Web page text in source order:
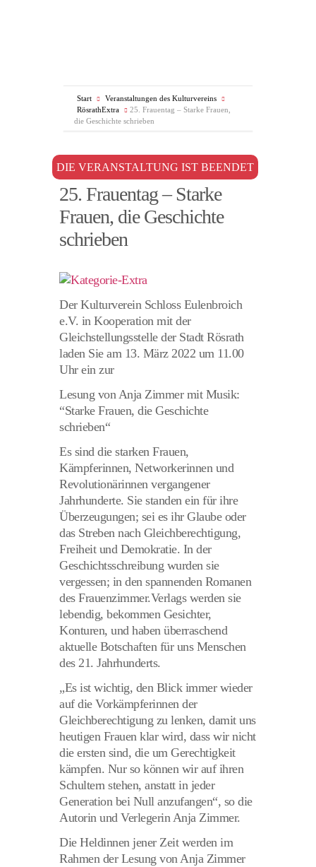
Start
Veranstaltungen des Kulturvereins
RösrathExtra
25. Frauentag – Starke Frauen,
die Geschichte schrieben
DIE VERANSTALTUNG IST BEENDET
25. Frauentag – Starke
Frauen, die Geschichte
schrieben
Der Kulturverein Schloss Eulenbroich
e.V. in Kooperation mit der
Gleichstellungsstelle der Stadt Rösrath
laden Sie am 13. März 2022 um 11.00
Uhr ein zur
Lesung von Anja Zimmer mit Musik:
“Starke Frauen, die Geschichte
schrieben“
Es sind die starken Frauen,
Kämpferinnen, Networkerinnen und
Revolutionärinnen vergangener
Jahrhunderte. Sie standen ein für ihre
Überzeugungen; sei es ihr Glaube oder
das Streben nach Gleichberechtigung,
Freiheit und Demokratie. In der
Geschichtsschreibung wurden sie
vergessen; in den spannenden Romanen
des Frauenzimmer.Verlags werden sie
lebendig, bekommen Gesichter,
Konturen, und haben überraschend
aktuelle Botschaften für uns Menschen
des 21. Jahrhunderts.
„Es ist wichtig, den Blick immer wieder
auf die Vorkämpferinnen der
Gleichberechtigung zu lenken, damit uns
heutigen Frauen klar wird, dass wir nicht
die ersten sind, die um Gerechtigkeit
kämpfen. Nur so können wir auf ihren
Schultern stehen, anstatt in jeder
Generation bei Null anzufangen“, so die
Autorin und Verlegerin Anja Zimmer.
Die Heldinnen jener Zeit werden im
Rahmen der Lesung von Anja Zimmer